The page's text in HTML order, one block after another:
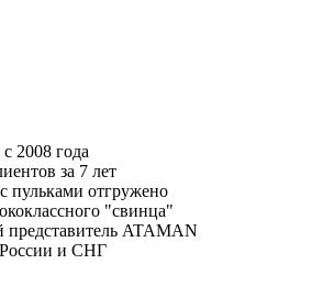
2008 года
за 7 лет
пульками отгружено
"свинца"
ATAMAN
и СНГ